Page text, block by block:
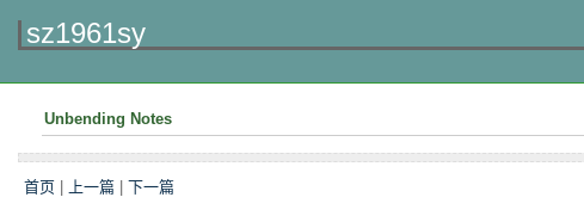
sz1961sy
Unbending Notes
首页 上一篇 下一篇